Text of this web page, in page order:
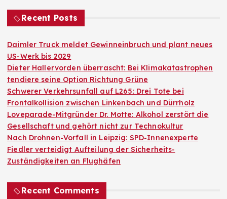
Recent Posts
Daimler Truck meldet Gewinneinbruch und plant neues
US-Werk bis 2029
Dieter Hallervorden überrascht: Bei Klimakatastrophen
tendiere seine Option Richtung Grüne
Schwerer Verkehrsunfall auf L265: Drei Tote bei
Frontalkollision zwischen Linkenbach und Dürrholz
Loveparade-Mitgründer Dr. Motte: Alkohol zerstört die
Gesellschaft und gehört nicht zur Technokultur
Nach Drohnen-Vorfall in Leipzig: SPD-Innenexperte
Fiedler verteidigt Aufteilung der Sicherheits-
Zuständigkeiten an Flughäfen
Recent Comments